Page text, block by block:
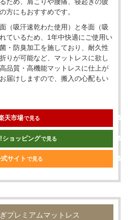
方にもおすすめです。
（吸汗速乾わた使用）と冬面（吸
ているため、1年中快適にご使用い
・防臭加工を施しており、耐久性
りが可能など、マットレスに欲し
品質・高機能マットレスに仕上が
届けしますので、搬入の心配もい
天市場で見る
ショッピングで見る
サイト で見る
プレミアムマットレス